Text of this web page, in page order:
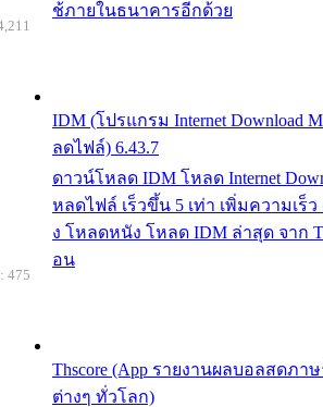
ช้ภายในธนาคารอีกด้วย
IDM (โปรแกรม Internet Download
ลดไฟล์) 6.43.7
ดาวน์โหลด IDM โหลด Internet
หลดไฟล์ เร็วขึ้น 5 เท่า เพิ่มความเร็
ง โหลดหนัง โหลด IDM ล่าสุด จาก
อน
Thscore (App รายงานผลบอลสดภา
ต่างๆ ทั่วโลก)
475